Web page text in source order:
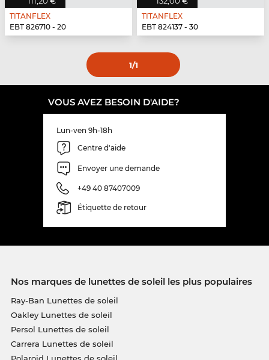
TITANFLEX
EBT 826710 - 20
TITANFLEX
EBT 824137 - 30
1/1
VOUS AVEZ BESOIN D'AIDE?
Lun-ven 9h-18h
Centre d'aide
Envoyer une demande
+49 40 87407009
Étiquette de retour
Nos marques de lunettes de soleil les plus populaires
Ray-Ban Lunettes de soleil
Oakley Lunettes de soleil
Persol Lunettes de soleil
Carrera Lunettes de soleil
Polaroid Lunettes de soleil